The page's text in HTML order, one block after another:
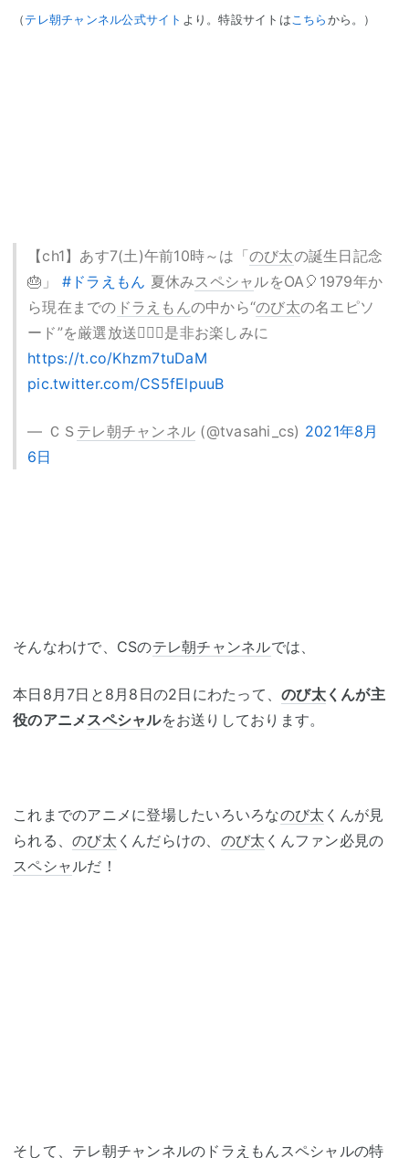
（ テレ朝チャンネル公式サイト より。特設サイトはこちら から。）
【ch1】あす7(土)午前10時～は「のび太の誕生日記念
🎂」 #ドラえもん 夏休みスペシャルをOA🎈1979年か
ら現在までの ドラえもんの中から“のび太の名エピソ
ード”を厳選放送💁🏻‍♂️是非お楽しみに
https://t.co/Khzm7tuDaM
pic.twitter.com/CS5fElpuuB
— ＣＳ テレ朝チャンネル (@tvasahi_cs) 2021年8月
6日
そんなわけで、CSのテレ朝チャンネルでは、
本日8月7日と8月8日の2日にわたって、 のび太くんが主
役のアニメスペシャルをお送りしております。
これまでのアニメに登場したいろいろなのび太 くんが見
られる、 のび太 くんだらけの、 のび太 くんファン必見の
スペシャルだ！
そして、 テレ朝チャンネルの ドラえもんスペシャ ルの特